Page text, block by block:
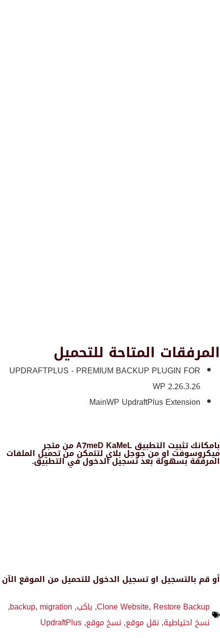
المرفقات المتاحة للتحميل
UPDRAFTPLUS - PREMIUM BACKUP PLUGIN FOR
WP 2.26.3.26
MainWP UpdraftPlus Extension
بامكانك تثبيت التطبيق A7meD KaMeL من متجر
ميكروسوفت او من جوجل بلاي لتتمكن من تحميل الملفات
المرفقة بسهولة بعد تسجيل الدخول في التطبيق.
أو قم بالتسجيل او تسجيل الدخول للتحميل من الموقع الآن
Clone Website, Restore Backup
, باكب,
backup, migration
,
نسخ احتياطية, نقل موقع, نسخ موقع,
UpdraftPlus